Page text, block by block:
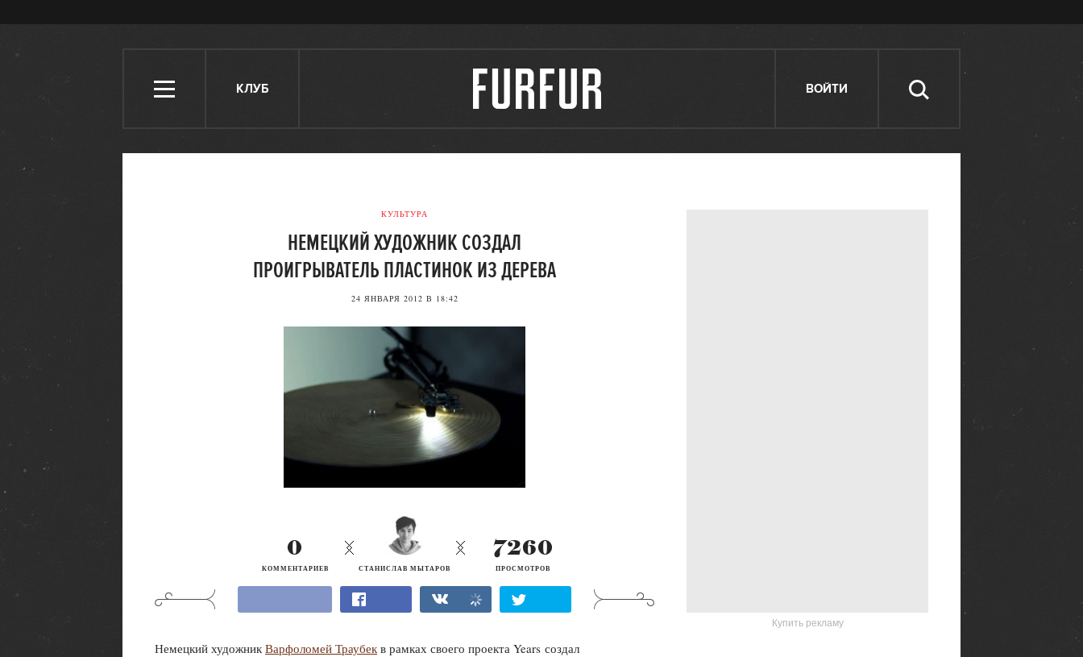
КЛУБ ВОЙТИ
КУЛЬТУРА
НЕМЕЦКИЙ ХУДОЖНИК СОЗДАЛ
ПРОИГРЫВАТЕЛЬ ПЛАСТИНОК ИЗ ДЕРЕВА
24 ЯНВАРЯ 2012 В 18:42
СТАНИСЛАВ МЫТАРОВ
0
КОММЕНТАРИЕВ
7260
ПРОСМОТРОВ
Немецкий художник Варфоломей Траубекв рамках своего проекта Years создал
Купить рекламу